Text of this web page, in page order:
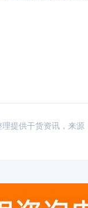
理提供干货资讯，来